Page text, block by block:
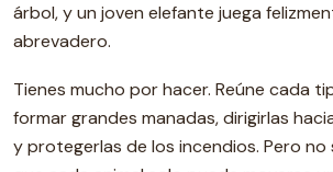
árbol, y un joven elefante juega
abrevadero.
Tienes mucho por hacer. Reúne cada
formar grandes manadas, dirigirlas
y protegerlas de los incendios. Pero no